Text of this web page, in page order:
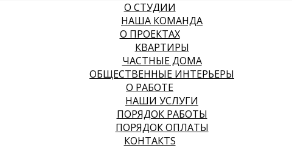
О СТУДИИ
НАША КОМАНДА
О ПРОЕКТАХ
КВАРТИРЫ
ЧАСТНЫЕ ДОМА
ОБЩЕСТВЕННЫЕ ИНТЕРЬЕРЫ
О РАБОТЕ
НАШИ УСЛУГИ
ПОРЯДОК РАБОТЫ
ПОРЯДОК ОПЛАТЫ
КОНТАКТS